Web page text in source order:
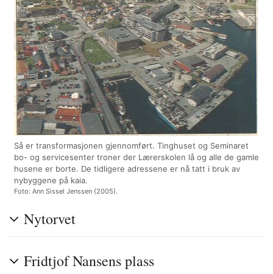
Så er transformasjonen gjennomført. Tinghuset og Seminaret
bo- og servicesenter troner der Lærerskolen lå og alle de gamle
husene er borte. De tidligere adressene er nå tatt i bruk av
nybyggene på kaia.
Foto: Ann Sissel Jenssen (2005).
Nytorvet
Fridtjof Nansens plass